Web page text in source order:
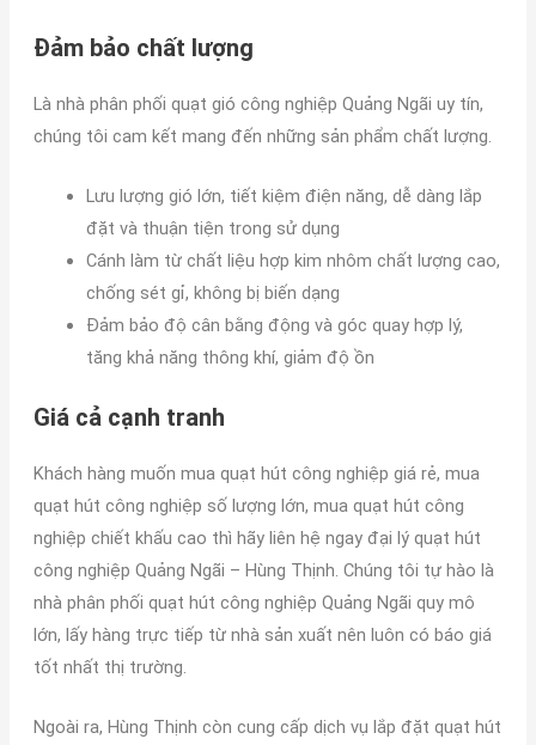
Đảm bảo chất lượng
Là nhà phân phối quạt gió công nghiệp Quảng Ngãi uy tín,
chúng tôi cam kết mang đến những sản phẩm chất lượng.
Lưu lượng gió lớn, tiết kiệm điện năng, dễ dàng lắp
đặt và thuận tiện trong sử dụng
Cánh làm từ chất liệu hợp kim nhôm chất lượng cao,
chống sét gỉ, không bị biến dạng
Đảm bảo độ cân bằng động và góc quay hợp lý,
tăng khả năng thông khí, giảm độ ồn
Giá cả cạnh tranh
Khách hàng muốn mua quạt hút công nghiệp giá rẻ, mua
quạt hút công nghiệp số lượng lớn, mua quạt hút công
nghiệp chiết khấu cao thì hãy liên hệ ngay đại lý quạt hút
công nghiệp Quảng Ngãi – Hùng Thịnh. Chúng tôi tự hào là
nhà phân phối quạt hút công nghiệp Quảng Ngãi quy mô
lớn, lấy hàng trực tiếp từ nhà sản xuất nên luôn có báo giá
tốt nhất thị trường.
Ngoài ra, Hùng Thịnh còn cung cấp dịch vụ lắp đặt quạt hút